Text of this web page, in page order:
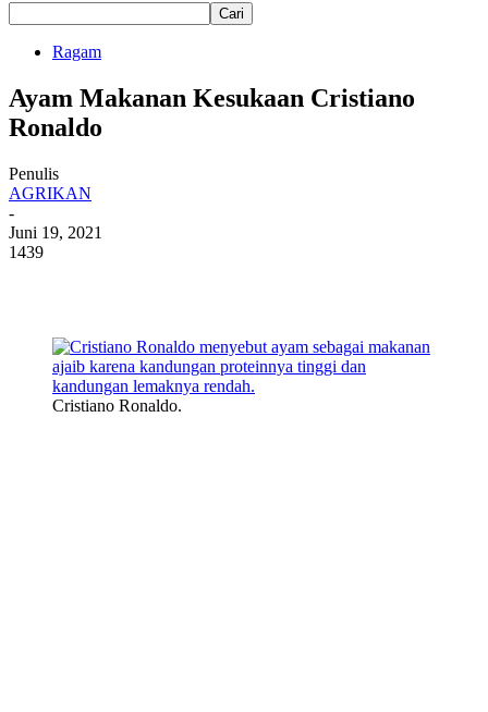
Ragam
Ayam Makanan Kesukaan Cristiano
Ronaldo
Penulis
AGRIKAN
-
Juni 19, 2021
1439
Cristiano Ronaldo.